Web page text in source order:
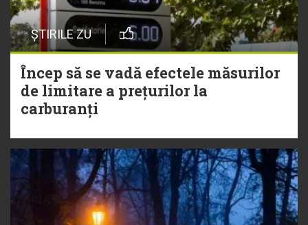
ȘTIRILE ZU
Încep să se vadă efectele măsurilor
de limitare a prețurilor la
carburanți